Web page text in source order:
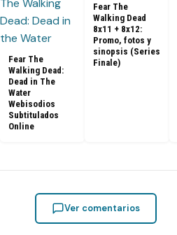
Fear The
Walking Dead:
Dead in The
Water
Webisodios
Subtitulados
Online
Fear The
Walking Dead
8x11 + 8x12:
Promo, fotos y
sinopsis (Series
Finale)
Ver comentarios